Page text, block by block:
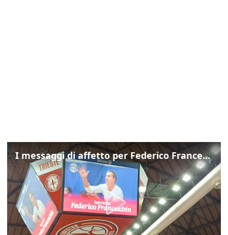
I messaggi di affetto per Federico Franceschin: così il mondo del basket gli è stato accanto fino all’ultimo